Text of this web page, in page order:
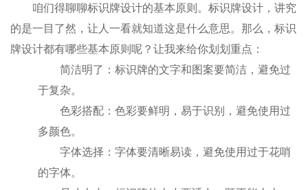
咱们得聊聊标识牌设计的基本原则。标识牌设计，讲究
的是一目了然，让人一看就知道这是什么意思。那么，标识
牌设计都有哪些基本原则呢？让我来给你划划重点：
简洁明了：标识牌的文字和图案要简洁，避免过
于复杂。
色彩搭配：色彩要鲜明，易于识别，避免使用过
多颜色。
字体选择：字体要清晰易读，避免使用过于花哨
的字体。